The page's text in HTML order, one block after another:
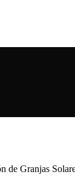
Granjas